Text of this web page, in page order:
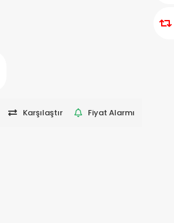
Karşılaştır Fiyat Alarmı